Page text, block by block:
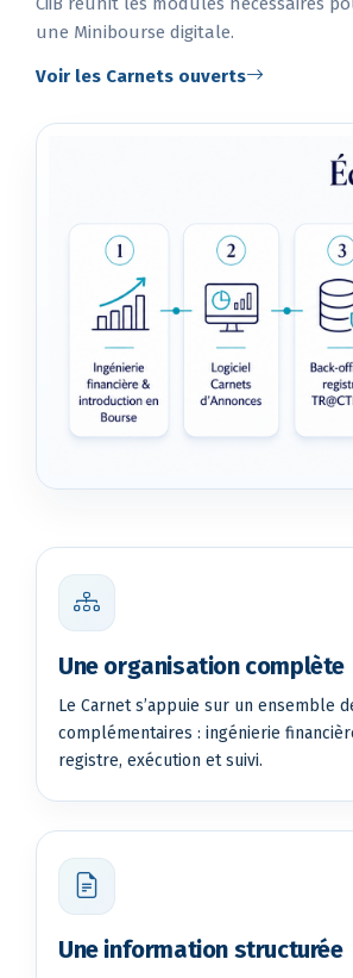
une Minibourse digitale.
Voir les Carnets ouverts
Une organisation complète
Le Carnet s’appuie sur un ensemble
complémentaires : ingénierie
registre, exécution et suivi.
Une information structurée